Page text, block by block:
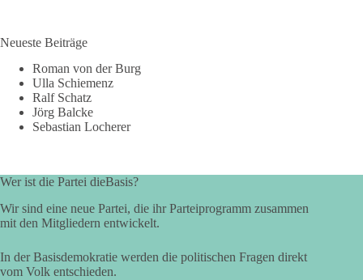
Neueste Beiträge
Roman von der Burg
Ulla Schiemenz
Ralf Schatz
Jörg Balcke
Sebastian Locherer
Wer ist die Partei dieBasis?
Wir sind eine neue Partei, die ihr Parteiprogramm zusammen
mit den Mitgliedern entwickelt.
In der Basisdemokratie werden die politischen Fragen direkt
vom Volk entschieden.